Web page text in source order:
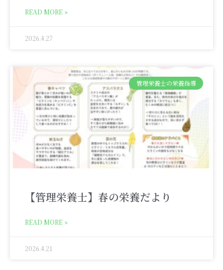
READ MORE »
2026.4.27
管理栄養士の栄養指導
【管理栄養士】春の栄養だより
READ MORE »
2026.4.21